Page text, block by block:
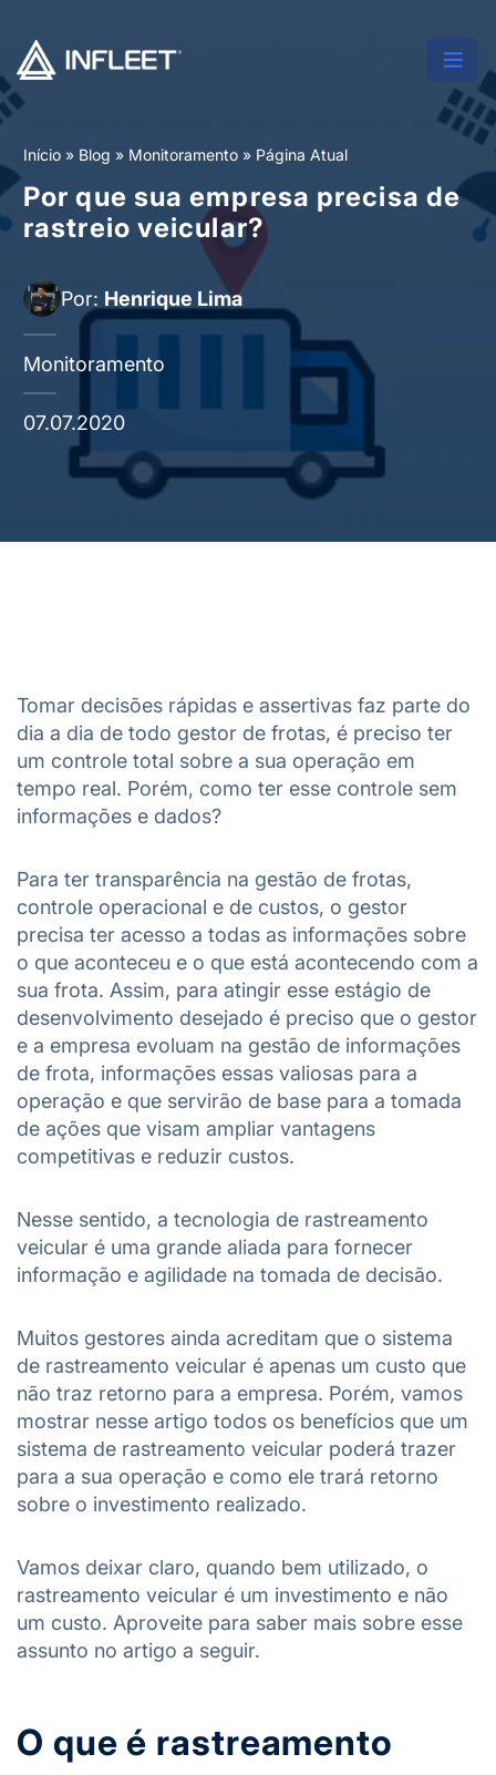
Início » Blog » Monitoramento » Página Atual
Por que sua empresa precisa de
rastreio veicular?
Por: Henrique Lima
Monitoramento
07.07.2020
Tomar decisões rápidas e assertivas faz parte do
dia a dia de todo gestor de frotas, é preciso ter
um controle total sobre a sua operação em
tempo real. Porém, como ter esse controle sem
informações e dados?
Para ter transparência na gestão de frotas,
controle operacional e de custos, o gestor
precisa ter acesso a todas as informações sobre
o que aconteceu e o que está acontecendo com a
sua frota. Assim, para atingir esse estágio de
desenvolvimento desejado é preciso que o gestor
e a empresa evoluam na gestão de informações
de frota, informações essas valiosas para a
operação e que servirão de base para a tomada
de ações que visam ampliar vantagens
competitivas e reduzir custos.
Nesse sentido, a tecnologia de rastreamento
veicular é uma grande aliada para fornecer
informação e agilidade na tomada de decisão.
Muitos gestores ainda acreditam que o sistema
de rastreamento veicular é apenas um custo que
não traz retorno para a empresa. Porém, vamos
mostrar nesse artigo todos os benefícios que um
sistema de rastreamento veicular poderá trazer
para a sua operação e como ele trará retorno
sobre o investimento realizado.
Vamos deixar claro, quando bem utilizado, o
rastreamento veicular é um investimento e não
um custo. Aproveite para saber mais sobre esse
assunto no artigo a seguir.
O que é rastreamento